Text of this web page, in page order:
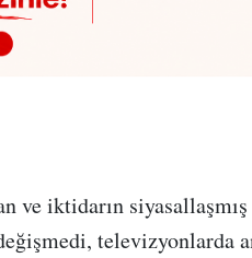
ve iktidarın
televizyonlarda